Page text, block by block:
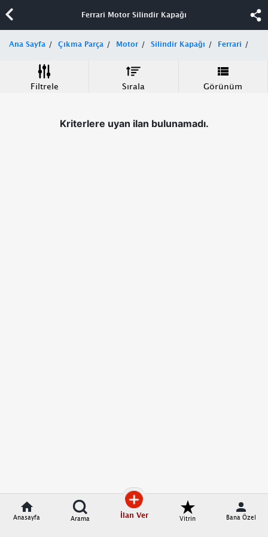
Ferrari Motor Silindir Kapağı
Ana Sayfa Çıkma Parça Motor Silindir Kapağı Ferrari
Filtrele Sırala Görünüm
Kriterlere uyan ilan bulunamadı.
Anasayfa Arama İlan Ver Vitrin Bana Özel